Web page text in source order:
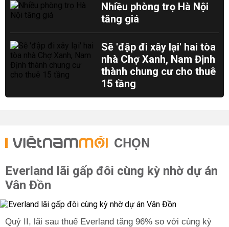
Nhiều phòng trọ Hà Nội
tăng giá
Sẽ 'đập đi xây lại' hai tòa
nhà Chợ Xanh, Nam Định
thành chung cư cho thuê
15 tầng
CHỌN
Everland lãi gấp đôi cùng kỳ nhờ dự án
Vân Đồn
Quý II, lãi sau thuế Everland tăng 96% so với cùng kỳ